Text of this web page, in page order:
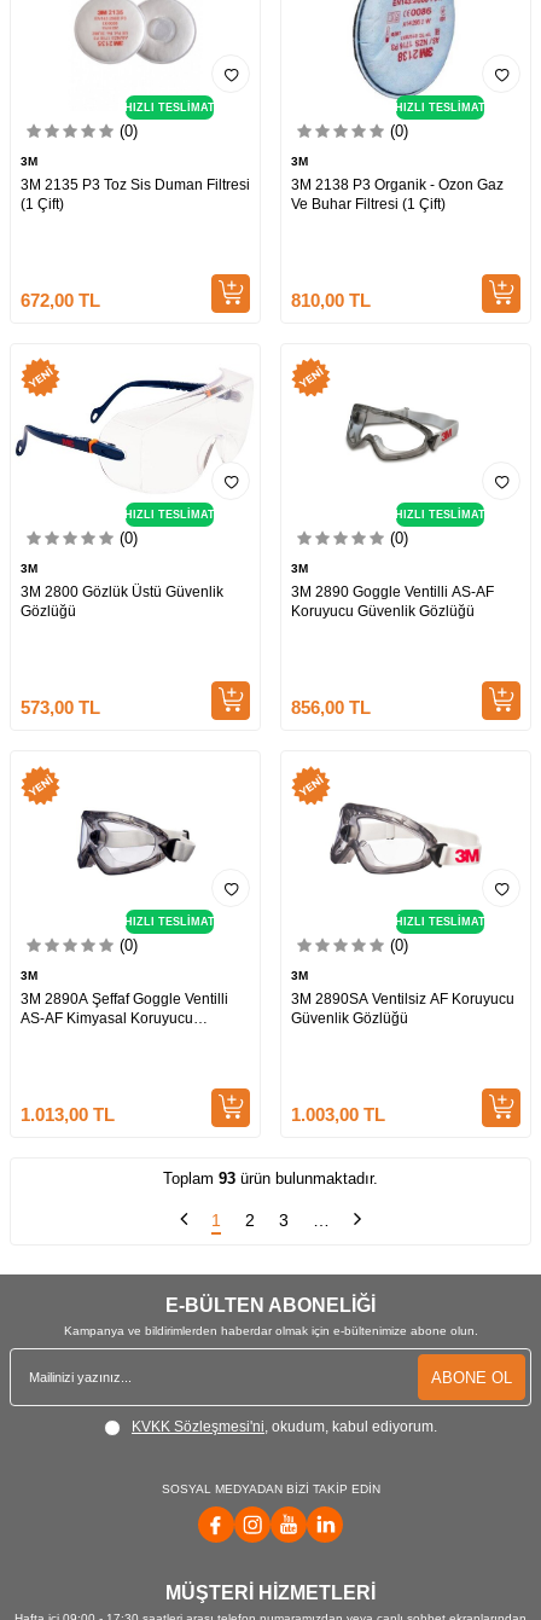
HIZLI TESLİMAT
(0)
3M
3M 2135 P3 Toz Sis Duman Filtresi
(1 Çift)
672,00 TL
HIZLI TESLİMAT
(0)
3M
3M 2138 P3 Organik - Ozon Gaz
Ve Buhar Filtresi (1 Çift)
810,00 TL
HIZLI TESLİMAT
(0)
3M
3M 2800 Gözlük Üstü Güvenlik
Gözlüğü
573,00 TL
HIZLI TESLİMAT
(0)
3M
3M 2890 Goggle Ventilli AS-AF
Koruyucu Güvenlik Gözlüğü
856,00 TL
HIZLI TESLİMAT
(0)
3M
3M 2890A Şeffaf Goggle Ventilli
AS-AF Kimyasal Koruyucu
1.013,00 TL
HIZLI TESLİMAT
(0)
3M
3M 2890SA Ventilsiz AF Koruyucu
Güvenlik Gözlüğü
1.003,00 TL
Toplam 93 ürün bulunmaktadır.
1 2 3
E-BÜLTEN ABONELİĞİ
Kampanya ve bildirimlerden haberdar olmak için e-bültenimize abone olun.
ABONE OL
KVKK Sözleşmesi'ni, okudum, kabul ediyorum.
SOSYAL MEDYADAN BİZİ TAKİP EDİN
MÜŞTERİ HİZMETLERİ